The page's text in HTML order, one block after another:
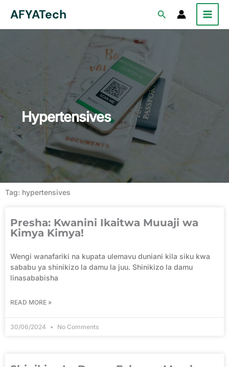
content
AFYATech Search
Hypertensives
Tag: hypertensives
Presha: Kwanini Ikaitwa Muuaji wa
Kimya Kimya!
Wengi wanafariki na kupata ulemavu duniani kila siku kwa
sababu ya shinikizo la damu la juu. Shinikizo la damu
linasababisha
READ MORE »
30/06/2024 No Comments